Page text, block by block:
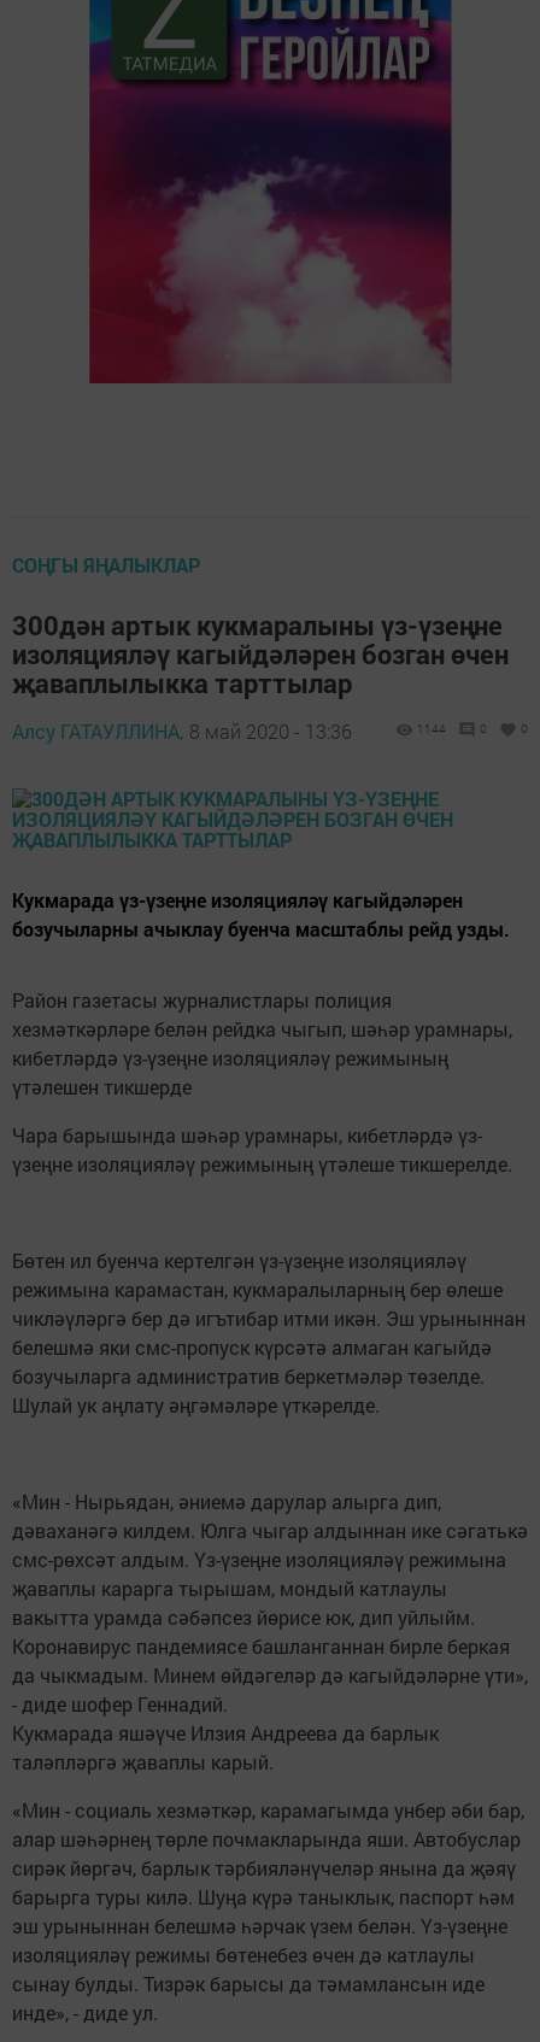
СОҢГЫ ЯҢАЛЫКЛАР
300дән артык кукмаралыны үз-үзеңне
изоляцияләү кагыйдәләрен бозган өчен
җаваплылыкка тарттылар
Алсу ГАТАУЛЛИНА, 8 май 2020 - 13:36 1144 0 0
Кукмарада үз-үзеңне изоляцияләү кагыйдәләрен
бозучыларны ачыклау буенча масштаблы рейд узды.
Район газетасы журналистлары полиция
хезмәткәрләре белән рейдка чыгып, шәһәр урамнары,
кибетләрдә үз-үзеңне изоляцияләү режимының
үтәлешен тикшерде
Чара барышында шәһәр урамнары, кибетләрдә үз-
үзеңне изоляцияләү режимының үтәлеше тикшерелде.
Бөтен ил буенча кертелгән үз-үзеңне изоляцияләү
режимына карамастан, кукмаралыларның бер өлеше
чикләүләргә бер дә игътибар итми икән. Эш урыныннан
белешмә яки смс-пропуск күрсәтә алмаган кагыйдә
бозучыларга административ беркетмәләр төзелде.
Шулай ук аңлату әңгәмәләре үткәрелде.
«Мин - Нырьядан, әниемә дарулар алырга дип,
дәваханәгә килдем. Юлга чыгар алдыннан ике сәгатькә
смс-рөхсәт алдым. Үз-үзеңне изоляцияләү режимына
җаваплы карарга тырышам, мондый катлаулы
вакытта урамда сәбәпсез йөрисе юк, дип уйлыйм.
Коронавирус пандемиясе башланганнан бирле беркая
да чыкмадым. Минем өйдәгеләр дә кагыйдәләрне үти»,
- диде шофер Геннадий.
Кукмарада яшәүче Илзия Андреева да барлык
таләпләргә җаваплы карый.
«Мин - социаль хезмәткәр, карамагымда унбер әби бар,
алар шәһәрнең төрле почмакларында яши. Автобуслар
сирәк йөргәч, барлык тәрбияләнүчеләр янына да җәяү
барырга туры килә. Шуңа күрә таныклык, паспорт һәм
эш урыныннан белешмә һәрчак үзем белән. Үз-үзеңне
изоляцияләү режимы бөтенебез өчен дә катлаулы
сынау булды. Тизрәк барысы да тәмамлансын иде
инде», - диде ул.